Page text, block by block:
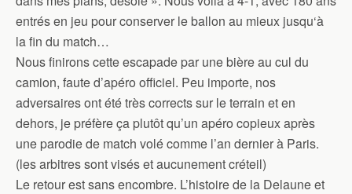
entrés en jeu pour conserver le ballon au mieux jusqu‘à
la fin du match…
Nous finirons cette escapade par une bière au cul du
camion, faute d’apéro officiel. Peu importe, nos
adversaires ont été très corrects sur le terrain et en
dehors, je préfère ça plutôt qu’un apéro copieux après
une parodie de match volé comme l’an dernier à Paris.
(les arbitres sont visés et aucunement créteil)
Le retour est sans encombre. L’histoire de la Delaune et